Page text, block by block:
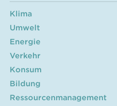
Klima
Umwelt
Energie
Verkehr
Konsum
Bildung
Ressourcenmanagement